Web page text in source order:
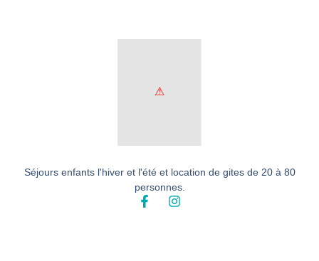
Séjours enfants l'hiver et l'été et location de gites de 20 à 80
personnes.